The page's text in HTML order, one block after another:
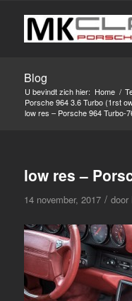
Blog
U bevindt zich hier: Home /
Porsche 964 3.6 Turbo (1rst
low res – Porsche 964 Turbo-
low res –
14 november, 2017 / door